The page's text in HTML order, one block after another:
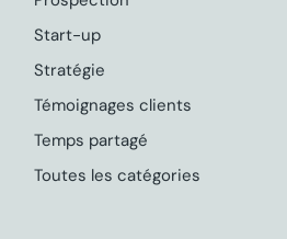
Start-up
Stratégie
Témoignages clients
Temps partagé
Toutes les catégories